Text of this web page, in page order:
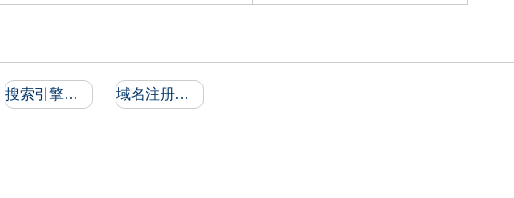
搜索引擎收录和反向链接 域名注册信息